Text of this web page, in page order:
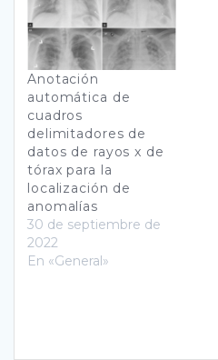
Anotación
automática de
cuadros
delimitadores de
datos de rayos x de
tórax para la
localización de
anomalías
30 de septiembre de
2022
En «General»